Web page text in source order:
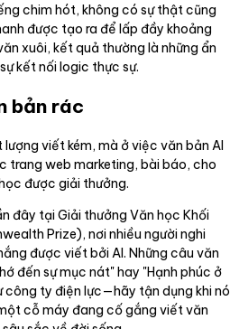
chim hót, không có sự thật cũng
được tạo ra để lấp đầy khoảng
xuôi, kết quả thường là những ẩn
kết nối logic thực sự.
bản rác
viết kém, mà ở việc văn bản AI
trang web marketing, bài báo, cho
được giải thưởng.
đây tại Giải thưởng Văn học Khối
Prize), nơi nhiều người nghi
được viết bởi AI. Những câu văn
đến sự mục nát" hay "Hạnh phúc ở
công ty điện lực—hãy tận dụng khi nó
cỗ máy đang cố gắng viết văn